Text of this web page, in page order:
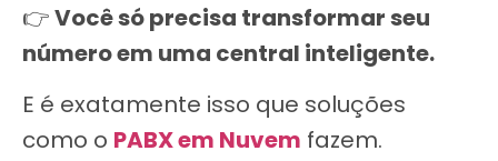
👉Você só precisa transformar seu
número em uma central inteligente.
E é exatamente isso que soluções
como o PABX em Nuvem fazem.